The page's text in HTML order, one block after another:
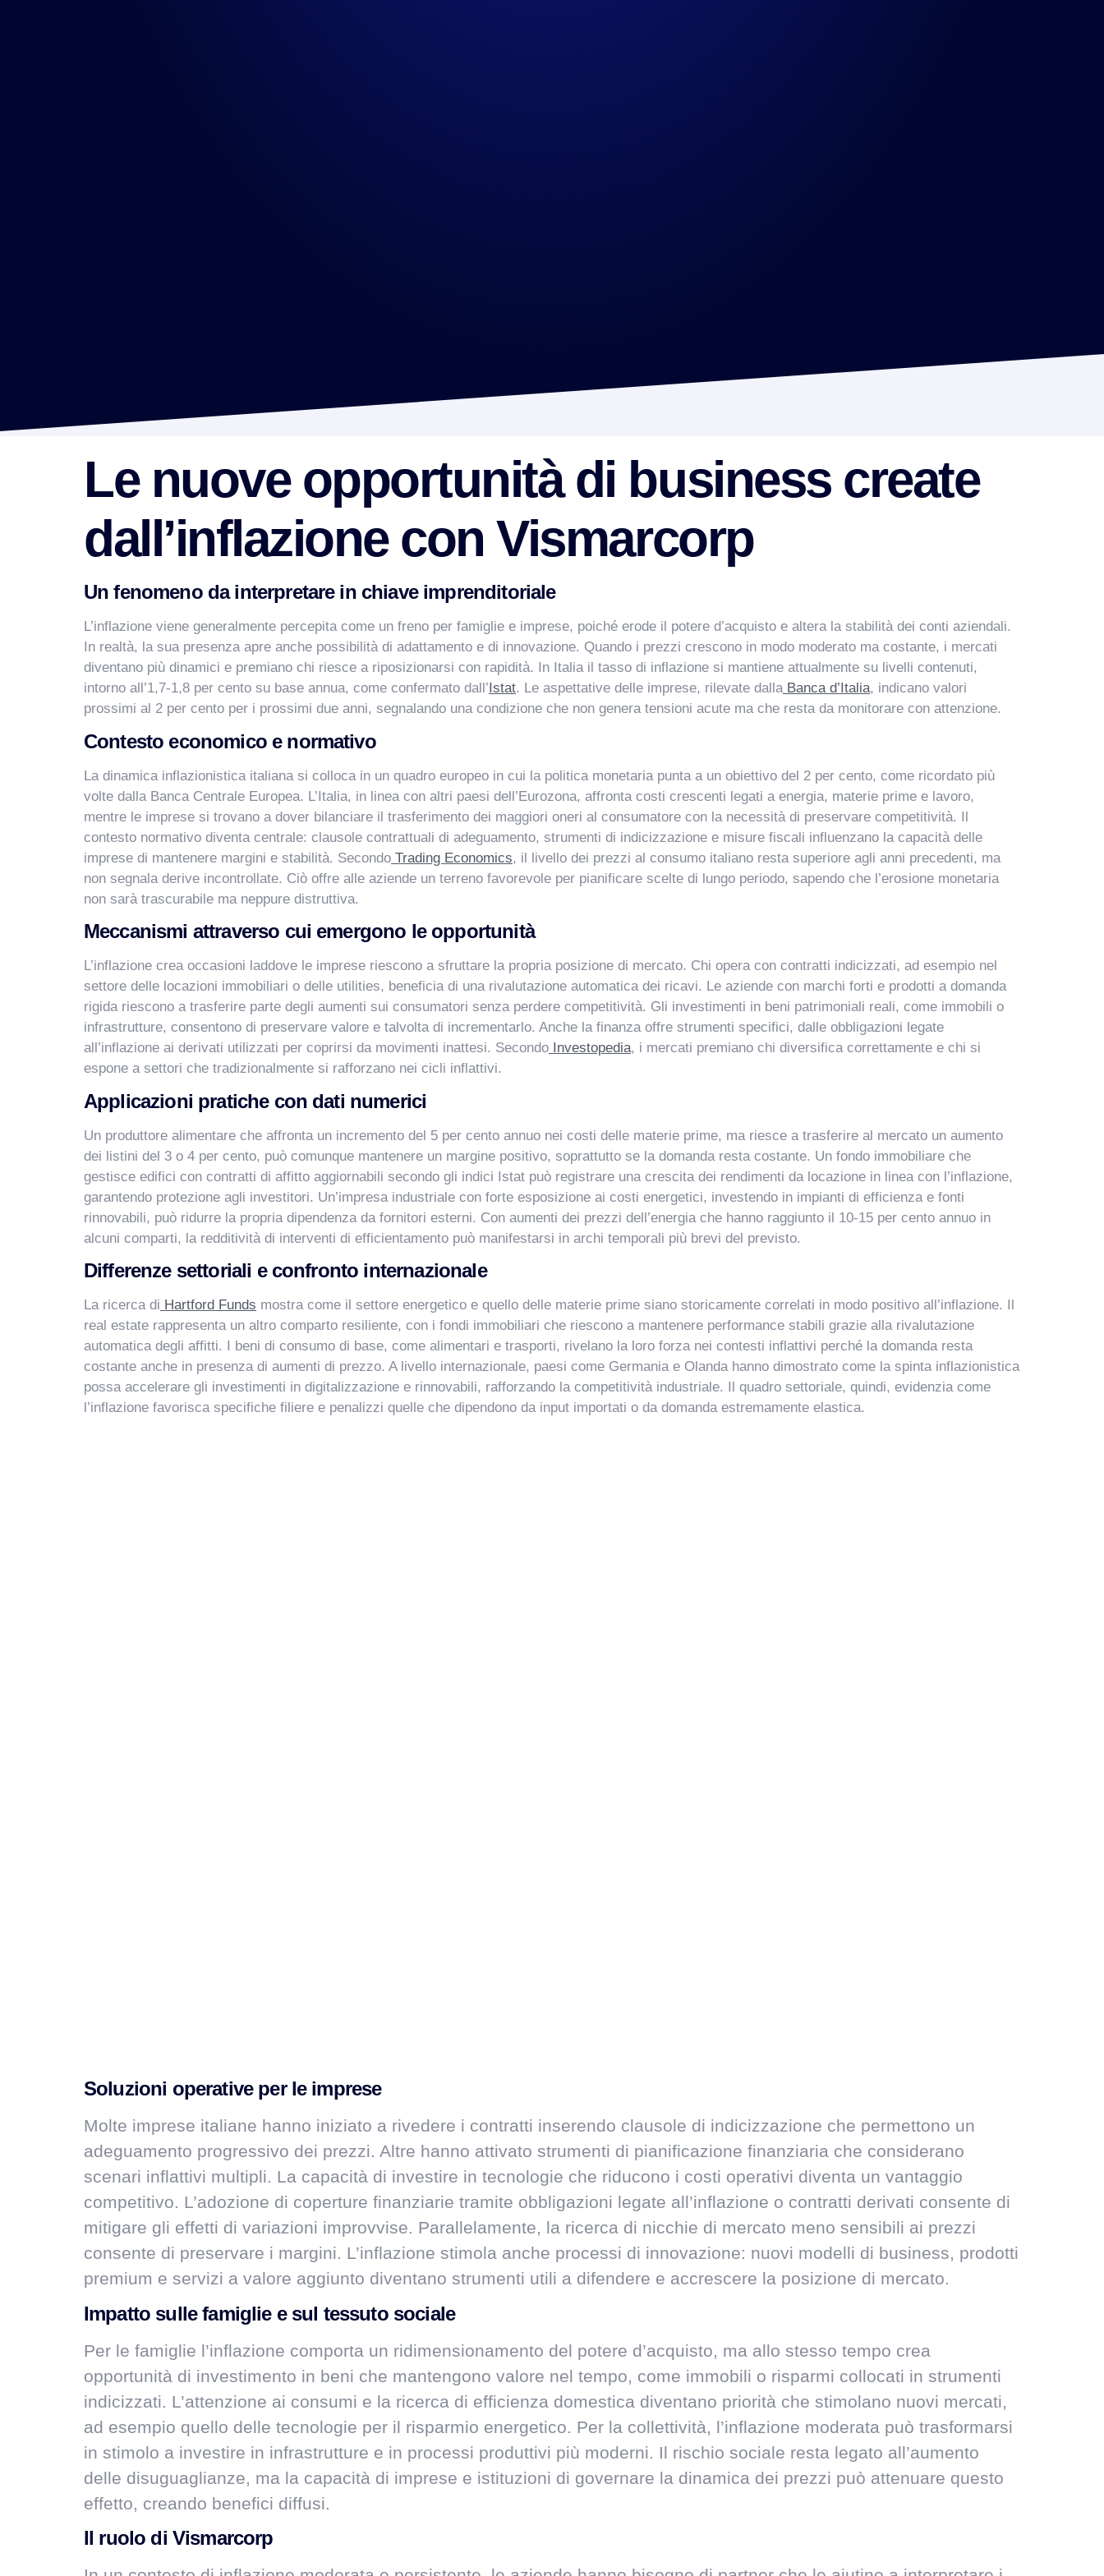
Le nuove opportunità di business create
dall’inflazione con Vismarcorp
Un fenomeno da interpretare in chiave imprenditoriale
L’inflazione viene generalmente percepita come un freno per famiglie e imprese, poiché erode il potere d’acquisto e altera la stabilità dei conti aziendali.
In realtà, la sua presenza apre anche possibilità di adattamento e di innovazione. Quando i prezzi crescono in modo moderato ma costante, i mercati
diventano più dinamici e premiano chi riesce a riposizionarsi con rapidità. In Italia il tasso di inflazione si mantiene attualmente su livelli contenuti,
intorno all’1,7-1,8 per cento su base annua, come confermato dall’ Istat. Le aspettative delle imprese, rilevate dalla Banca d’Italia, indicano valori
prossimi al 2 per cento per i prossimi due anni, segnalando una condizione che non genera tensioni acute ma che resta da monitorare con attenzione.
Contesto economico e normativo
La dinamica inflazionistica italiana si colloca in un quadro europeo in cui la politica monetaria punta a un obiettivo del 2 per cento, come ricordato più
volte dalla Banca Centrale Europea. L’Italia, in linea con altri paesi dell’Eurozona, affronta costi crescenti legati a energia, materie prime e lavoro,
mentre le imprese si trovano a dover bilanciare il trasferimento dei maggiori oneri al consumatore con la necessità di preservare competitività. Il
contesto normativo diventa centrale: clausole contrattuali di adeguamento, strumenti di indicizzazione e misure fiscali influenzano la capacità delle
imprese di mantenere margini e stabilità. Secondo Trading Economics, il livello dei prezzi al consumo italiano resta superiore agli anni precedenti, ma
non segnala derive incontrollate. Ciò offre alle aziende un terreno favorevole per pianificare scelte di lungo periodo, sapendo che l’erosione monetaria
non sarà trascurabile ma neppure distruttiva.
Meccanismi attraverso cui emergono le opportunità
L’inflazione crea occasioni laddove le imprese riescono a sfruttare la propria posizione di mercato. Chi opera con contratti indicizzati, ad esempio nel
settore delle locazioni immobiliari o delle utilities, beneficia di una rivalutazione automatica dei ricavi. Le aziende con marchi forti e prodotti a domanda
rigida riescono a trasferire parte degli aumenti sui consumatori senza perdere competitività. Gli investimenti in beni patrimoniali reali, come immobili o
infrastrutture, consentono di preservare valore e talvolta di incrementarlo. Anche la finanza offre strumenti specifici, dalle obbligazioni legate
all’inflazione ai derivati utilizzati per coprirsi da movimenti inattesi. Secondo Investopedia, i mercati premiano chi diversifica correttamente e chi si
espone a settori che tradizionalmente si rafforzano nei cicli inflattivi.
Applicazioni pratiche con dati numerici
Un produttore alimentare che affronta un incremento del 5 per cento annuo nei costi delle materie prime, ma riesce a trasferire al mercato un aumento
dei listini del 3 o 4 per cento, può comunque mantenere un margine positivo, soprattutto se la domanda resta costante. Un fondo immobiliare che
gestisce edifici con contratti di affitto aggiornabili secondo gli indici Istat può registrare una crescita dei rendimenti da locazione in linea con l’inflazione,
garantendo protezione agli investitori. Un’impresa industriale con forte esposizione ai costi energetici, investendo in impianti di efficienza e fonti
rinnovabili, può ridurre la propria dipendenza da fornitori esterni. Con aumenti dei prezzi dell’energia che hanno raggiunto il 10-15 per cento annuo in
alcuni comparti, la redditività di interventi di efficientamento può manifestarsi in archi temporali più brevi del previsto.
Differenze settoriali e confronto internazionale
La ricerca di Hartford Funds mostra come il settore energetico e quello delle materie prime siano storicamente correlati in modo positivo all’inflazione. Il
real estate rappresenta un altro comparto resiliente, con i fondi immobiliari che riescono a mantenere performance stabili grazie alla rivalutazione
automatica degli affitti. I beni di consumo di base, come alimentari e trasporti, rivelano la loro forza nei contesti inflattivi perché la domanda resta
costante anche in presenza di aumenti di prezzo. A livello internazionale, paesi come Germania e Olanda hanno dimostrato come la spinta inflazionistica
possa accelerare gli investimenti in digitalizzazione e rinnovabili, rafforzando la competitività industriale. Il quadro settoriale, quindi, evidenzia come
l’inflazione favorisca specifiche filiere e penalizzi quelle che dipendono da input importati o da domanda estremamente elastica.
Soluzioni operative per le imprese
Molte imprese italiane hanno iniziato a rivedere i contratti inserendo clausole di indicizzazione che permettono un
adeguamento progressivo dei prezzi. Altre hanno attivato strumenti di pianificazione finanziaria che considerano
scenari inflattivi multipli. La capacità di investire in tecnologie che riducono i costi operativi diventa un vantaggio
competitivo. L’adozione di coperture finanziarie tramite obbligazioni legate all’inflazione o contratti derivati consente di
mitigare gli effetti di variazioni improvvise. Parallelamente, la ricerca di nicchie di mercato meno sensibili ai prezzi
consente di preservare i margini. L’inflazione stimola anche processi di innovazione: nuovi modelli di business, prodotti
premium e servizi a valore aggiunto diventano strumenti utili a difendere e accrescere la posizione di mercato.
Impatto sulle famiglie e sul tessuto sociale
Per le famiglie l’inflazione comporta un ridimensionamento del potere d’acquisto, ma allo stesso tempo crea
opportunità di investimento in beni che mantengono valore nel tempo, come immobili o risparmi collocati in strumenti
indicizzati. L’attenzione ai consumi e la ricerca di efficienza domestica diventano priorità che stimolano nuovi mercati,
ad esempio quello delle tecnologie per il risparmio energetico. Per la collettività, l’inflazione moderata può trasformarsi
in stimolo a investire in infrastrutture e in processi produttivi più moderni. Il rischio sociale resta legato all’aumento
delle disuguaglianze, ma la capacità di imprese e istituzioni di governare la dinamica dei prezzi può attenuare questo
effetto, creando benefici diffusi.
Il ruolo di Vismarcorp